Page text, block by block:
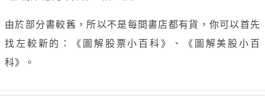
由於部分書較舊，所以不是每間書店都有貨，你可以首先
找左較新的：《圖解股票小百科》、《圖解美股小百
科》。